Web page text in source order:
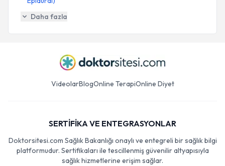
Daha fazla
VideolarBlogOnline TerapiOnline Diyet
SERTİFİKA VE ENTEGRASYONLAR
Doktorsitesi.com Sağlık Bakanlığı onaylı ve entegreli bir sağlık bilgi
platformudur. Sertifikaları ile tescillenmiş güvenilir altyapısıyla
sağlık hizmetlerine erişim sağlar.